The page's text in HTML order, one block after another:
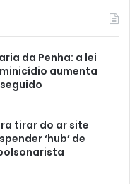
da Penha: a lei
aumenta
tirar do ar site
‘hub’ de